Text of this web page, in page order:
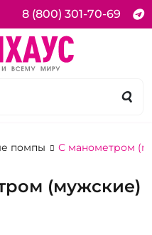
8 (800) 301-70-69
помпы С манометром
(мужские)